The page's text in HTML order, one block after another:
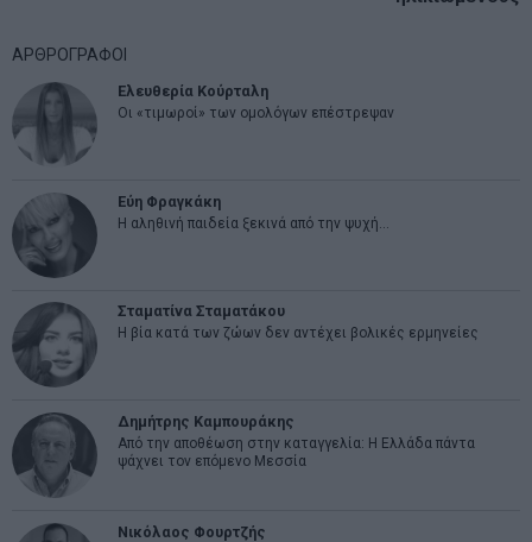
ΑΡΘΡΟΓΡΑΦΟΙ
Ελευθερία Κούρταλη
Οι «τιμωροί» των ομολόγων επέστρεψαν
Εύη Φραγκάκη
Η αληθινή παιδεία ξεκινά από την ψυχή…
Σταματίνα Σταματάκου
Η βία κατά των ζώων δεν αντέχει βολικές ερμηνείες
Δημήτρης Καμπουράκης
Από την αποθέωση στην καταγγελία: Η Ελλάδα πάντα
ψάχνει τον επόμενο Μεσσία
Νικόλαος Φουρτζής